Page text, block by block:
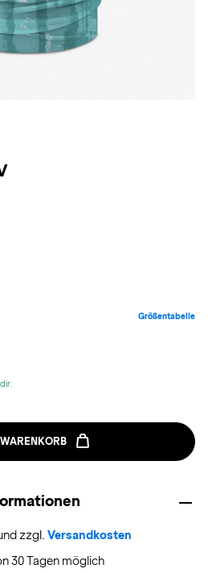
Größentabelle
WARENKORB
zzgl. Versandkosten
30 Tagen möglich